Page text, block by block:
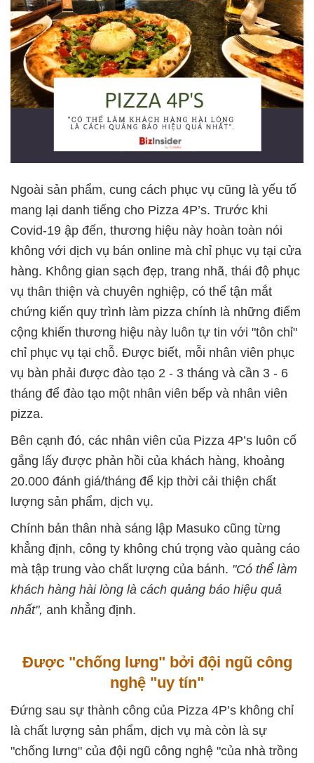
Ngoài sản phẩm, cung cách phục vụ cũng là yếu tố
mang lại danh tiếng cho Pizza 4P’s. Trước khi
Covid-19 ập đến, thương hiệu này hoàn toàn nói
không với dịch vụ bán online mà chỉ phục vụ tại cửa
hàng. Không gian sạch đẹp, trang nhã, thái độ phục
vụ thân thiện và chuyên nghiệp, có thể tận mắt
chứng kiến quy trình làm pizza chính là những điểm
cộng khiến thương hiệu này luôn tự tin với "tôn chỉ"
chỉ phục vụ tại chỗ. Được biết, mỗi nhân viên phục
vụ bàn phải được đào tạo 2 - 3 tháng và cần 3 - 6
tháng để đào tạo một nhân viên bếp và nhân viên
pizza.
Bên cạnh đó, các nhân viên của Pizza 4P’s luôn cố
gắng lấy được phản hồi của khách hàng, khoảng
20.000 đánh giá/tháng để kịp thời cải thiện chất
lượng sản phẩm, dịch vụ.
Chính bản thân nhà sáng lập Masuko cũng từng
khẳng định, công ty không chú trọng vào quảng cáo
mà tập trung vào chất lượng của bánh. "Có thể làm
khách hàng hài lòng là cách quảng báo hiệu quả
nhất", anh khẳng định.
Được "chống lưng" bởi đội ngũ công
nghệ "uy tín"
Đứng sau sự thành công của Pizza 4P’s không chỉ
là chất lượng sản phẩm, dịch vụ mà còn là sự
"chống lưng" của đội ngũ công nghệ "của nhà trồng